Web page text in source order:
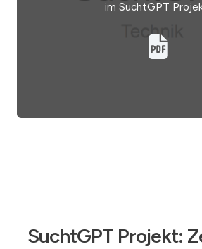
im SuchtGPT
SuchtGPT Projekt: